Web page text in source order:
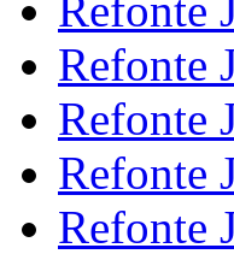
Refonte
Refonte
Refonte
Refonte